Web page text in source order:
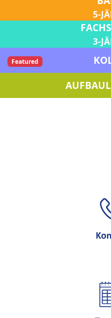
Anmeldung für
5-
3-
Featured